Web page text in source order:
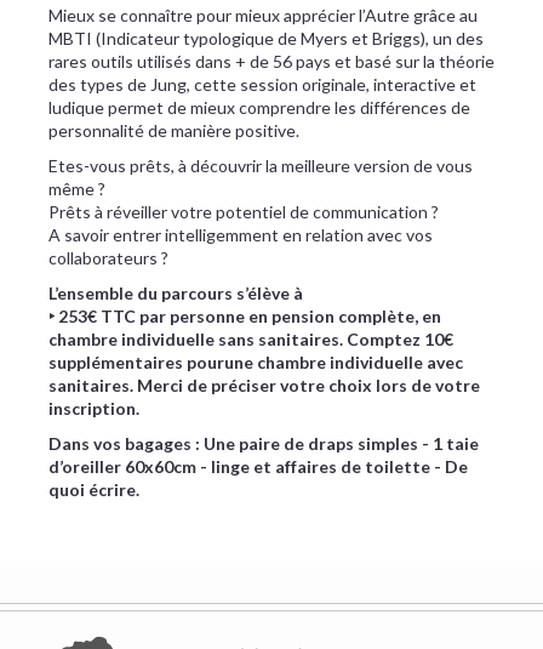
Mieux se connaître pour mieux apprécier l’Autre grâce au
MBTI (Indicateur typologique de Myers et Briggs), un des
rares outils utilisés dans + de 56 pays et basé sur la théorie
des types de Jung, cette session originale, interactive et
ludique permet de mieux comprendre les différences de
personnalité de manière positive.
Etes-vous prêts, à découvrir la meilleure version de vous
même ?
Prêts à réveiller votre potentiel de communication ?
A savoir entrer intelligemment en relation avec vos
collaborateurs ?
L’ensemble du parcours s’élève à
‣ 253€ TTC par personne en pension complète, en
chambre individuelle sans sanitaires. Comptez 10€
supplémentaires pourune chambre individuelle avec
sanitaires. Merci de préciser votre choix lors de votre
inscription.
​Dans vos bagages : Une paire de draps simples - 1 taie
d’oreiller 60x60cm - linge et affaires de toilette - De
quoi écrire.